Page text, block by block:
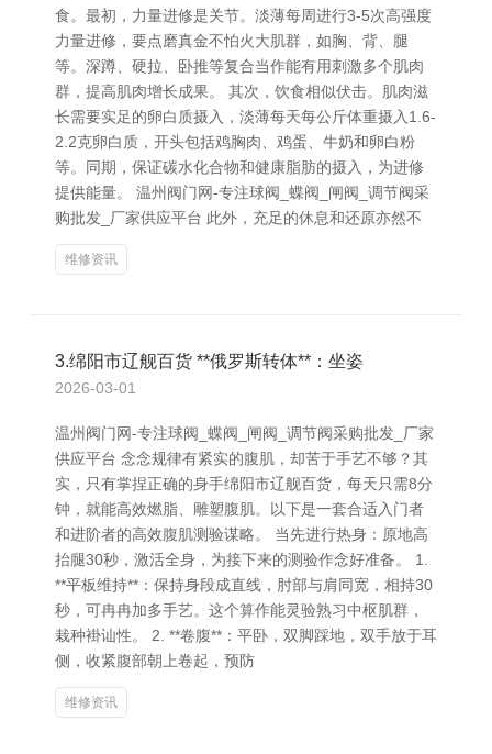
食。最初，力量进修是关节。淡薄每周进行3-5次高强度
力量进修，要点磨真金不怕火大肌群，如胸、背、腿
等。深蹲、硬拉、卧推等复合当作能有用刺激多个肌肉
群，提高肌肉增长成果。 其次，饮食相似伏击。肌肉滋
长需要实足的卵白质摄入，淡薄每天每公斤体重摄入1.6-
2.2克卵白质，开头包括鸡胸肉、鸡蛋、牛奶和卵白粉
等。同期，保证碳水化合物和健康脂肪的摄入，为进修
提供能量。 温州阀门网-专注球阀_蝶阀_闸阀_调节阀采
购批发_厂家供应平台 此外，充足的休息和还原亦然不
维修资讯
3.绵阳市辽舰百货 **俄罗斯转体**：坐姿
2026-03-01
温州阀门网-专注球阀_蝶阀_闸阀_调节阀采购批发_厂家
供应平台 念念规律有紧实的腹肌，却苦于手艺不够？其
实，只有掌捏正确的身手绵阳市辽舰百货，每天只需8分
钟，就能高效燃脂、雕塑腹肌。以下是一套合适入门者
和进阶者的高效腹肌测验谋略。 当先进行热身：原地高
抬腿30秒，激活全身，为接下来的测验作念好准备。 1.
**平板维持**：保持身段成直线，肘部与肩同宽，相持30
秒，可冉冉加多手艺。这个算作能灵验熟习中枢肌群，
栽种褂讪性。 2. **卷腹**：平卧，双脚踩地，双手放于耳
侧，收紧腹部朝上卷起，预防
维修资讯